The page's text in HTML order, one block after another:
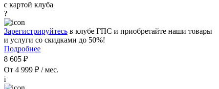
с картой клуба
?
Зарегистрируйтесь в клубе ГПС и приобретайте наши товары
и услуги со скидками до 50%!
Подробнее
8 605 ₽
От 4 999 ₽ / мес.
i